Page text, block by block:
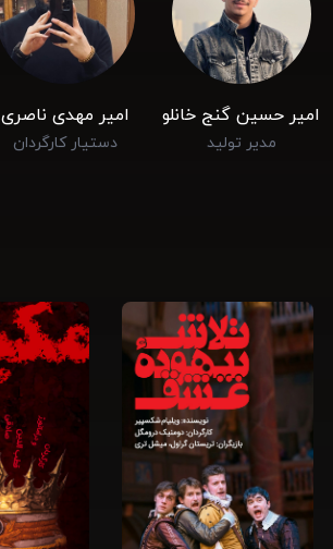
امیر حسین گنج خانلو
مدیر تولید
امیر مهدی ناصری
دستیار کارگردان